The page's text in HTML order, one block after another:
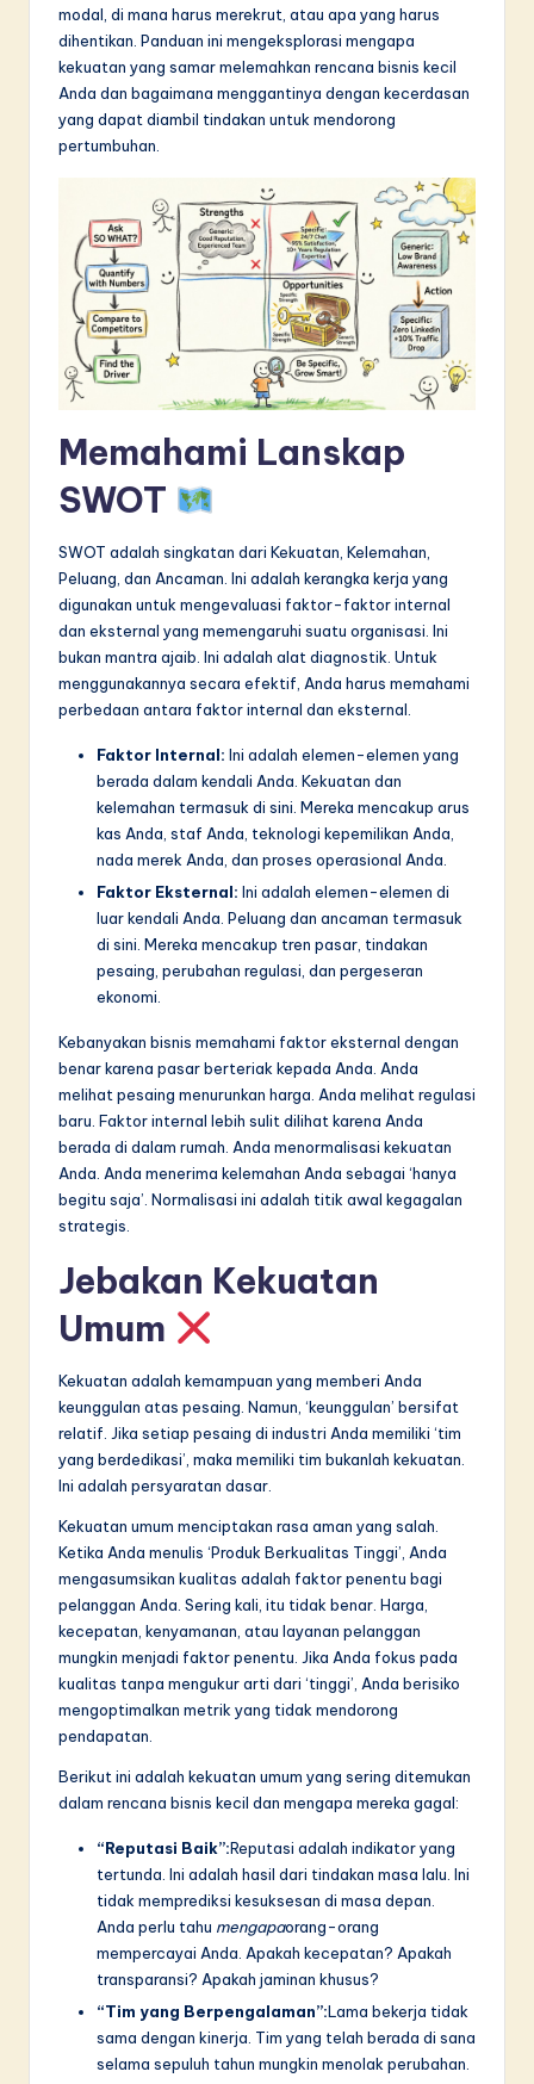
A
&
S
o
ti
o
modal, di mana harus merekrut, atau apa yang harus
dihentikan. Panduan ini mengeksplorasi mengapa
kekuatan yang samar melemahkan rencana bisnis kecil
Anda dan bagaimana menggantinya dengan kecerdasan
yang dapat diambil tindakan untuk mendorong
pertumbuhan.
Memahami Lanskap
SWOT
SWOT adalah singkatan dari Kekuatan, Kelemahan,
Peluang, dan Ancaman. Ini adalah kerangka kerja yang
digunakan untuk mengevaluasi faktor-faktor internal
dan eksternal yang memengaruhi suatu organisasi. Ini
bukan mantra ajaib. Ini adalah alat diagnostik. Untuk
menggunakannya secara efektif, Anda harus memahami
perbedaan antara faktor internal dan eksternal.
Faktor Internal: Ini adalah elemen-elemen yang
berada dalam kendali Anda. Kekuatan dan
kelemahan termasuk di sini. Mereka mencakup arus
kas Anda, staf Anda, teknologi kepemilikan Anda,
nada merek Anda, dan proses operasional Anda.
Faktor Eksternal: Ini adalah elemen-elemen di
luar kendali Anda. Peluang dan ancaman termasuk
di sini. Mereka mencakup tren pasar, tindakan
pesaing, perubahan regulasi, dan pergeseran
ekonomi.
Kebanyakan bisnis memahami faktor eksternal dengan
benar karena pasar berteriak kepada Anda. Anda
melihat pesaing menurunkan harga. Anda melihat regulasi
baru. Faktor internal lebih sulit dilihat karena Anda
berada di dalam rumah. Anda menormalisasi kekuatan
Anda. Anda menerima kelemahan Anda sebagai ‘hanya
begitu saja’. Normalisasi ini adalah titik awal kegagalan
strategis.
Jebakan Kekuatan
Umum
Kekuatan adalah kemampuan yang memberi Anda
keunggulan atas pesaing. Namun, ‘keunggulan’ bersifat
relatif. Jika setiap pesaing di industri Anda memiliki ‘tim
yang berdedikasi’, maka memiliki tim bukanlah kekuatan.
Ini adalah persyaratan dasar.
Kekuatan umum menciptakan rasa aman yang salah.
Ketika Anda menulis ‘Produk Berkualitas Tinggi’, Anda
mengasumsikan kualitas adalah faktor penentu bagi
pelanggan Anda. Sering kali, itu tidak benar. Harga,
kecepatan, kenyamanan, atau layanan pelanggan
mungkin menjadi faktor penentu. Jika Anda fokus pada
kualitas tanpa mengukur arti dari ‘tinggi’, Anda berisiko
mengoptimalkan metrik yang tidak mendorong
pendapatan.
Berikut ini adalah kekuatan umum yang sering ditemukan
dalam rencana bisnis kecil dan mengapa mereka gagal:
“Reputasi Baik”:Reputasi adalah indikator yang
tertunda. Ini adalah hasil dari tindakan masa lalu. Ini
tidak memprediksi kesuksesan di masa depan.
Anda perlu tahu mengapaorang-orang
mempercayai Anda. Apakah kecepatan? Apakah
transparansi? Apakah jaminan khusus?
“Tim yang Berpengalaman”:Lama bekerja tidak
sama dengan kinerja. Tim yang telah berada di sana
selama sepuluh tahun mungkin menolak perubahan.